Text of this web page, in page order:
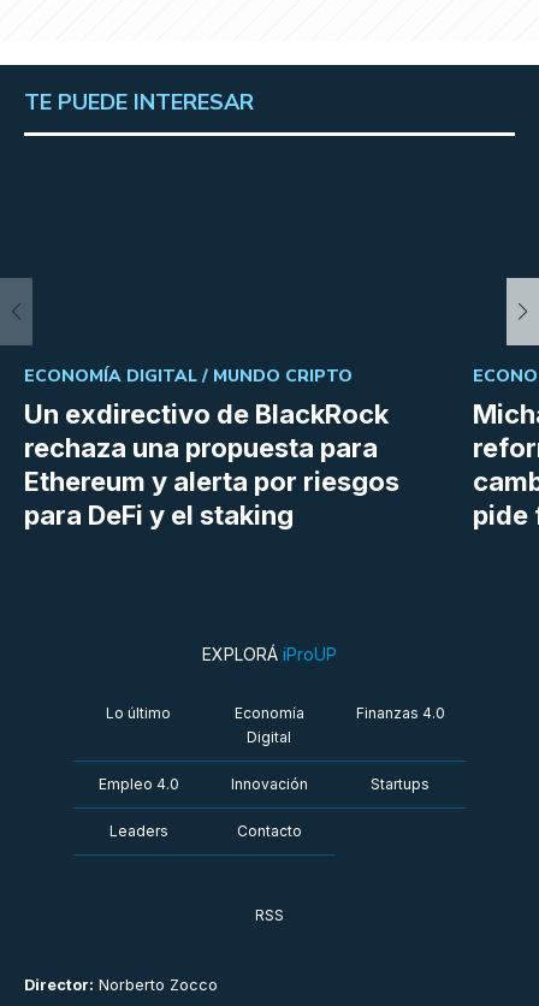
TE PUEDE INTERESAR
Un exdirectivo de BlackRock
rechaza una propuesta para
Ethereum y alerta por riesgos
para DeFi y el staking
ECONOMÍA DIGITAL / MUNDO CRIPTO
pide
Director: Norberto Zocco
EXPLORÁ iProUP
Lo último
Economía
Digital
Finanzas 4.0
Empleo 4.0 Innovación Startups
Leaders Contacto
RSS